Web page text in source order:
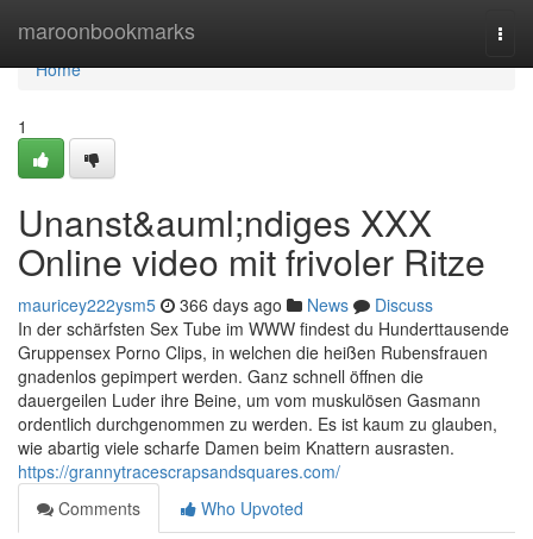
maroonbookmarks
Home
Home
1
Unanst&auml;ndiges XXX
Online video mit frivoler Ritze
mauricey222ysm5 366 days ago News
Discuss
In der schärfsten Sex Tube im WWW findest du Hunderttausende
Gruppensex Porno Clips, in welchen die heißen Rubensfrauen
gnadenlos gepimpert werden. Ganz schnell öffnen die
dauergeilen Luder ihre Beine, um vom muskulösen Gasmann
ordentlich durchgenommen zu werden. Es ist kaum zu glauben,
wie abartig viele scharfe Damen beim Knattern ausrasten.
https://grannytracescrapsandsquares.com/
Comments
Who Upvoted